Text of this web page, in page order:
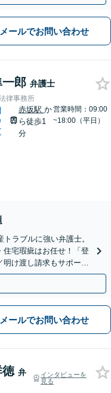
メールでお問い合わせ
一郎 弁護士
律事務所
赤坂駅 か
ら徒歩1
分
営業時間：09:00
~18:00（平日）
ラブルに強い弁護士。
住宅瑕疵はお任せ！「登
け渡し請求もサポート
1分】
メールでお問い合わせ
徳 弁
インタビューを
見る